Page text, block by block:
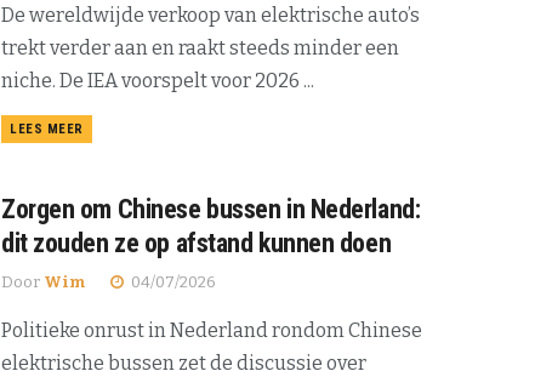
De wereldwijde verkoop van elektrische auto’s
trekt verder aan en raakt steeds minder een
niche. De IEA voorspelt voor 2026 ...
LEES MEER
Zorgen om Chinese bussen in Nederland:
dit zouden ze op afstand kunnen doen
Door Wim 04/07/2026
Politieke onrust in Nederland rondom Chinese
elektrische bussen zet de discussie over